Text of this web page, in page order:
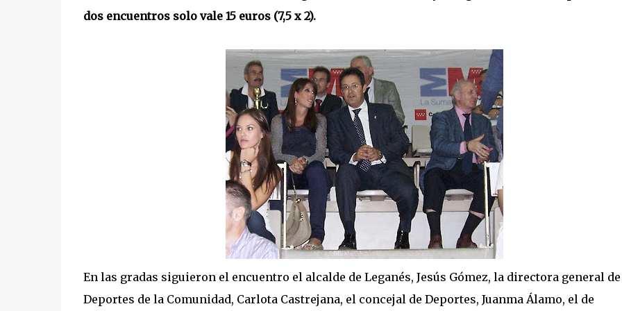
dos encuentros solo vale 15 euros (7,5 x 2).
En las gradas siguieron el encuentro el alcalde de Leganés, Jesús Gómez, la directora general de
Deportes de la Comunidad, Carlota Castrejana, el concejal de Deportes, Juanma Álamo, el de